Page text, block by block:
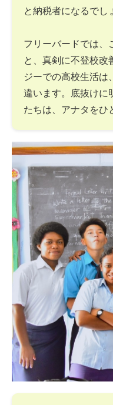
と納税者になるでし
フリーバードでは、
と、真剣に不登校改
ジーでの高校生活は
違います。底抜けに
たちは、アナタをひ